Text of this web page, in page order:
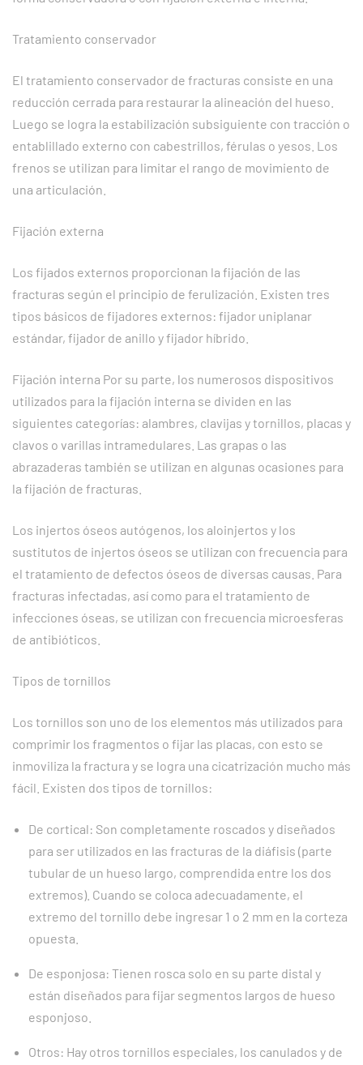
Tratamiento conservador
El tratamiento conservador de fracturas consiste en una
reducción cerrada para restaurar la alineación del hueso.
Luego se logra la estabilización subsiguiente con tracción o
entablillado externo con cabestrillos, férulas o yesos. Los
frenos se utilizan para limitar el rango de movimiento de
una articulación.
Fijación externa
Los fijados externos proporcionan la fijación de las
fracturas según el principio de ferulización. Existen tres
tipos básicos de fijadores externos: fijador uniplanar
estándar, fijador de anillo y fijador híbrido.
Fijación interna Por su parte, los numerosos dispositivos
utilizados para la fijación interna se dividen en las
siguientes categorías: alambres, clavijas y tornillos, placas y
clavos o varillas intramedulares. Las grapas o las
abrazaderas también se utilizan en algunas ocasiones para
la fijación de fracturas.
Los injertos óseos autógenos, los aloinjertos y los
sustitutos de injertos óseos se utilizan con frecuencia para
el tratamiento de defectos óseos de diversas causas. Para
fracturas infectadas, así como para el tratamiento de
infecciones óseas, se utilizan con frecuencia microesferas
de antibióticos.
Tipos de tornillos
Los tornillos son uno de los elementos más utilizados para
comprimir los fragmentos o fijar las placas, con esto se
inmoviliza la fractura y se logra una cicatrización mucho más
fácil. Existen dos tipos de tornillos:
De cortical: Son completamente roscados y diseñados
para ser utilizados en las fracturas de la diáfisis (parte
tubular de un hueso largo, comprendida entre los dos
extremos). Cuando se coloca adecuadamente, el
extremo del tornillo debe ingresar 1 o 2 mm en la corteza
opuesta.
De esponjosa: Tienen rosca solo en su parte distal y
están diseñados para fijar segmentos largos de hueso
esponjoso.
Otros: Hay otros tornillos especiales, los canulados y de